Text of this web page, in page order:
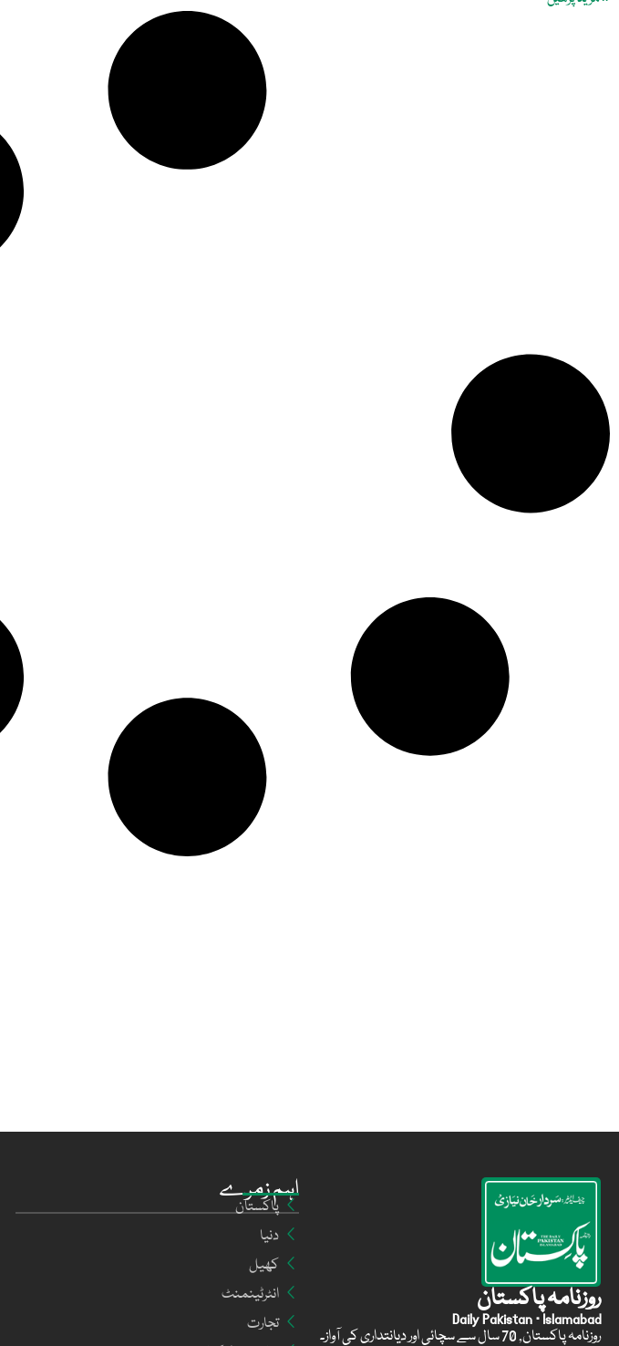
اہم زمرے
پاکستان
دنیا
کھیل
انٹرٹینمنٹ
تجارت
روزنامہ پاکستان
Daily Pakistan · Islamabad
روزنامہ پاکستان, 70 سال سے سچائی اور دیانتداری کی آواز۔